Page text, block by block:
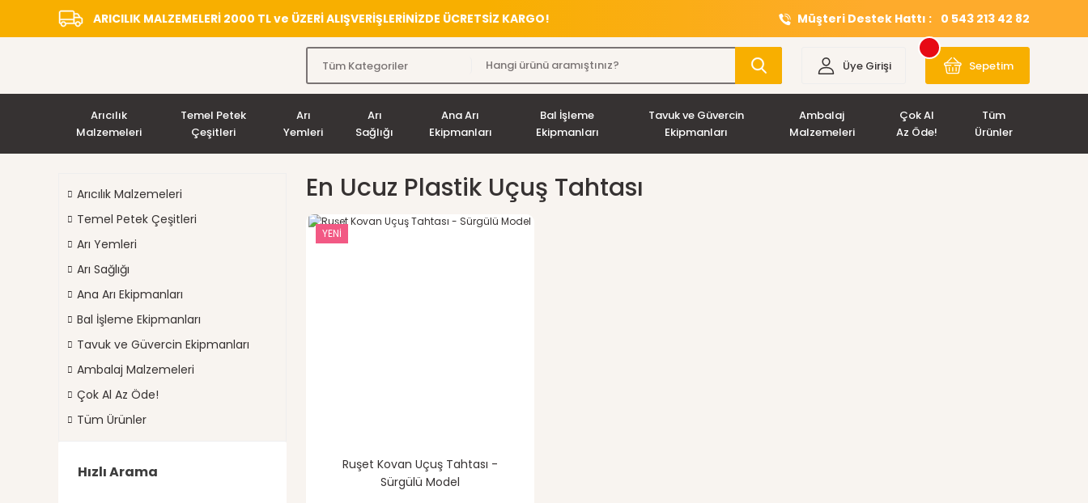
ARICILIK MALZEMELERİ 2000 TL ve ÜZERİ ALIŞVERİŞLERİNİZDE ÜCRETSİZ KARGO! Müşteri Destek Hattı : 0 543 213 42 82
Üye Girişi Sepetim
Arıcılık
Malzemeleri
Temel Petek
Çeşitleri
Arı
Yemleri
Arı
Sağlığı
Ana Arı
Ekipmanları
Bal İşleme
Ekipmanları
Tavuk ve Güvercin
Ekipmanları
Ambalaj
Malzemeleri
Çok Al
Az Öde!
Tüm
Ürünler
Arıcılık Malzemeleri
Temel Petek Çeşitleri
Arı Yemleri
Arı Sağlığı
Ana Arı Ekipmanları
Bal İşleme Ekipmanları
Tavuk ve Güvercin Ekipmanları
Ambalaj Malzemeleri
Çok Al Az Öde!
Tüm Ürünler
Hızlı Arama
En Ucuz Plastik Uçuş Tahtası
YENİ
Ruşet Kovan Uçuş Tahtası -
Sürgülü Model